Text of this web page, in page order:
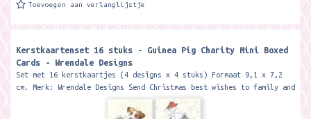
Toevoegen aan verlanglijstje
Kerstkaartenset 16 stuks - Guinea Pig Charity Mini Boxed
Cards - Wrendale Designs
Set met 16 kerstkaartjes (4 designs x 4 stuks) Formaat 9,1 x 7,2
cm. Merk: Wrendale Designs Send Christmas best wishes to family and